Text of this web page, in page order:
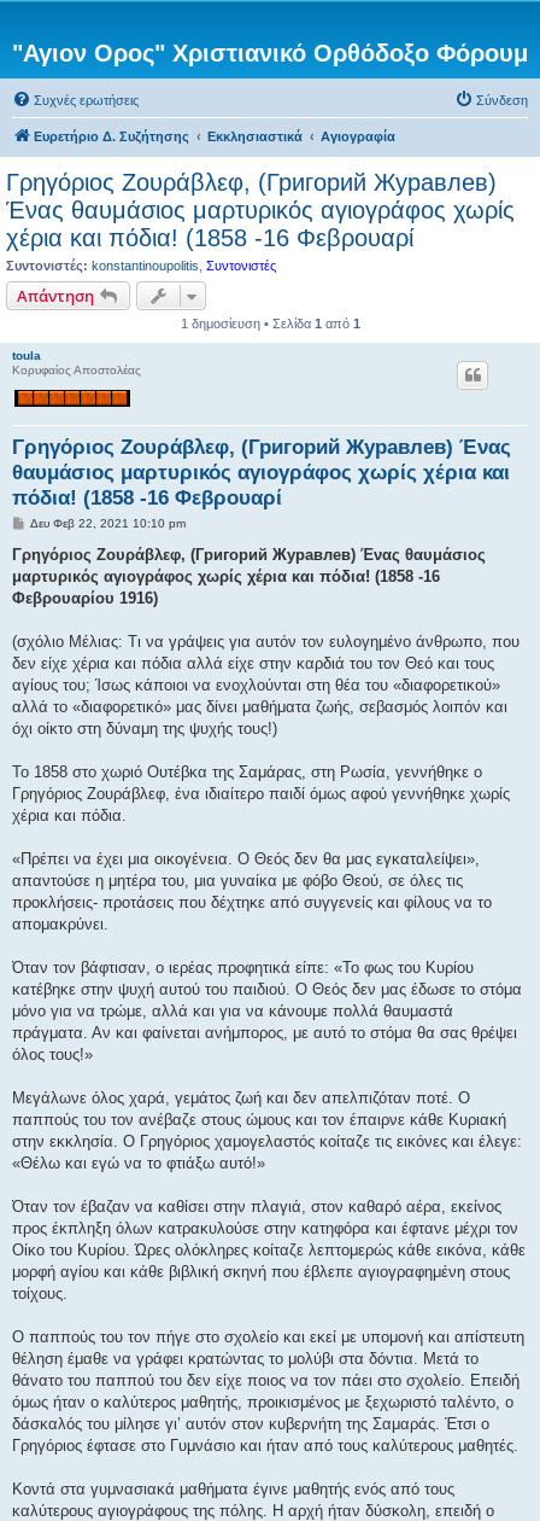
"Αγιον Ορος" Χριστιανικό Ορθόδοξο Φόρουμ
Συχνές ερωτήσεις Σύνδεση
Ευρετήριο Δ. Συζήτησης Εκκλησιαστικά Αγιογραφία
Γρηγόριος Ζουράβλεφ, (Григорий Журавлев)
Ένας θαυμάσιος μαρτυρικός αγιογράφος χωρίς
χέρια και πόδια! (1858 -16 Φεβρουαρί
Συντονιστές: konstantinoupolitis Συντονιστές
Απάντηση
1 δημοσίευση • Σελίδα 1 από 1
toula
Κορυφαίος Αποστολέας
Γρηγόριος Ζουράβλεφ, (Григорий Журавлев) Ένας
θαυμάσιος μαρτυρικός αγιογράφος χωρίς χέρια και
πόδια! (1858 -16 Φεβρουαρί
Δ
μ
σ
ί
σ
η
Δευ Φεβ 22, 2021 10:10 pm
Γρηγόριος Ζουράβλεφ, (Григорий Журавлев) Ένας θαυμάσιος
μαρτυρικός αγιογράφος χωρίς χέρια και πόδια! (1858 -16
Φεβρουαρίου 1916)
(σχόλιο Μέλιας: Τι να γράψεις για αυτόν τον ευλογημένο άνθρωπο, που
δεν είχε χέρια και πόδια αλλά είχε στην καρδιά του τον Θεό και τους
αγίους του; Ίσως κάποιοι να ενοχλούνται στη θέα του «διαφορετικού»
αλλά το «διαφορετικό» μας δίνει μαθήματα ζωής, σεβασμός λοιπόν και
όχι οίκτο στη δύναμη της ψυχής τους!)
Το 1858 στο χωριό Ουτέβκα της Σαμάρας, στη Ρωσία, γεννήθηκε ο
Γρηγόριος Ζουράβλεφ, ένα ιδιαίτερο παιδί όμως αφού γεννήθηκε χωρίς
χέρια και πόδια.
«Πρέπει να έχει μια οικογένεια. Ο Θεός δεν θα μας εγκαταλείψει»,
απαντούσε η μητέρα του, μια γυναίκα με φόβο Θεού, σε όλες τις
προκλήσεις- προτάσεις που δέχτηκε από συγγενείς και φίλους να το
απομακρύνει.
Όταν τον βάφτισαν, ο ιερέας προφητικά είπε: «Το φως του Κυρίου
κατέβηκε στην ψυχή αυτού του παιδιού. Ο Θεός δεν μας έδωσε το στόμα
μόνο για να τρώμε, αλλά και για να κάνουμε πολλά θαυμαστά
πράγματα. Αν και φαίνεται ανήμπορος, με αυτό το στόμα θα σας θρέψει
όλος τους!»
Μεγάλωνε όλος χαρά, γεμάτος ζωή και δεν απελπιζόταν ποτέ. Ο
παππούς του τον ανέβαζε στους ώμους και τον έπαιρνε κάθε Κυριακή
στην εκκλησία. Ο Γρηγόριος χαμογελαστός κοίταζε τις εικόνες και έλεγε:
«Θέλω και εγώ να το φτιάξω αυτό!»
Όταν τον έβαζαν να καθίσει στην πλαγιά, στον καθαρό αέρα, εκείνος
προς έκπληξη όλων κατρακυλούσε στην κατηφόρα και έφτανε μέχρι τον
Οίκο του Κυρίου. Ώρες ολόκληρες κοίταζε λεπτομερώς κάθε εικόνα, κάθε
μορφή αγίου και κάθε βιβλική σκηνή που έβλεπε αγιογραφημένη στους
τοίχους.
Ο παππούς του τον πήγε στο σχολείο και εκεί με υπομονή και απίστευτη
θέληση έμαθε να γράφει κρατώντας το μολύβι στα δόντια. Μετά το
θάνατο του παππού του δεν είχε ποιος να τον πάει στο σχολείο. Επειδή
όμως ήταν ο καλύτερος μαθητής, προικισμένος με ξεχωριστό ταλέντο, ο
δάσκαλός του μίλησε γι’ αυτόν στον κυβερνήτη της Σαμαράς. Έτσι ο
Γρηγόριος έφτασε στο Γυμνάσιο και ήταν από τους καλύτερους μαθητές.
Κοντά στα γυμνασιακά μαθήματα έγινε μαθητής ενός από τους
καλύτερους αγιογράφους της πόλης. Η αρχή ήταν δύσκολη, επειδή ο